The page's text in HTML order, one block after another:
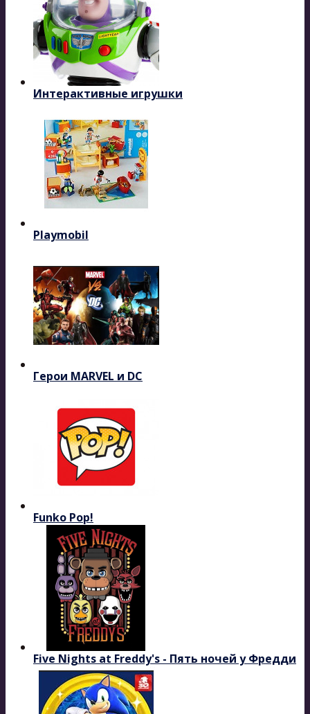
Интерактивные игрушки
Playmobil
Герои MARVEL и DC
Funko Pop!
Five Nights at Freddy's - Пять ночей у Фредди